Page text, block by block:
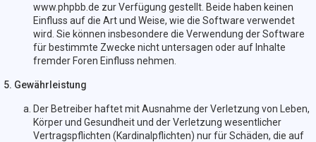
www.phpbb.de zur Verfügung gestellt. Beide haben keinen
Einfluss auf die Art und Weise, wie die Software verwendet
wird. Sie können insbesondere die Verwendung der Software
für bestimmte Zwecke nicht untersagen oder auf Inhalte
fremder Foren Einfluss nehmen.
5. Gewährleistung
Der Betreiber haftet mit Ausnahme der Verletzung von Leben,
Körper und Gesundheit und der Verletzung wesentlicher
Vertragspflichten (Kardinalpflichten) nur für Schäden, die auf